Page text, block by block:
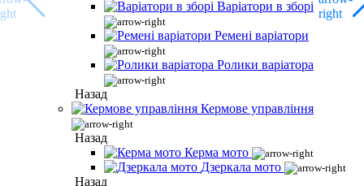
Варіатори в зборі
Ремені варіатори
Ролики варіатора
Назад
Кермове управління
Назад
Керма мото
Дзеркала мото
Назад